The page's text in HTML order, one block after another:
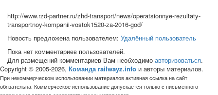
http://www.rzd-partner.ru/zhd-transport/news/operatsionnye-rezultaty-
transportnoy-kompanii-vostok1520-za-2016-god/
Новость предложена пользователем: Удалённый пользователь
Пока нет комментариев пользователей.
Для размещений комментариев Вам необходимо авторизоваться.
Copyright © 2005-2026, Команда railwayz.info и авторы материалов.
При некоммерческом использовании материалов активная ссылка на сайт
обязательна. Коммерческое использование допускается только с письменного